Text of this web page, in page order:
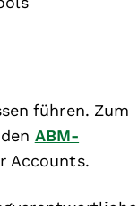
führen. Zum
ABM-
Accounts.